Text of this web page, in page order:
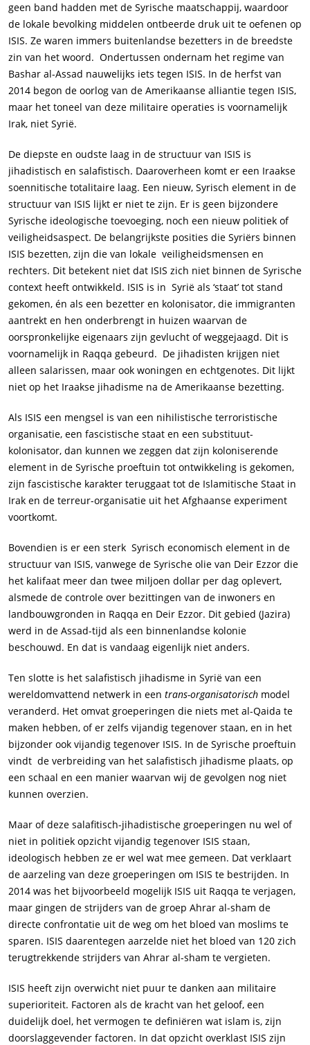
geen band hadden met de Syrische maatschappij, waardoor
de lokale bevolking middelen ontbeerde druk uit te oefenen op
ISIS. Ze waren immers buitenlandse bezetters in de breedste
zin van het woord. Ondertussen ondernam het regime van
Bashar al-Assad nauwelijks iets tegen ISIS. In de herfst van
2014 begon de oorlog van de Amerikaanse alliantie tegen ISIS,
maar het toneel van deze militaire operaties is voornamelijk
Irak, niet Syrië.
De diepste en oudste laag in de structuur van ISIS is
jihadistisch en salafistisch. Daaroverheen komt er een Iraakse
soennitische totalitaire laag. Een nieuw, Syrisch element in de
structuur van ISIS lijkt er niet te zijn. Er is geen bijzondere
Syrische ideologische toevoeging, noch een nieuw politiek of
veiligheidsaspect. De belangrijkste posities die Syriërs binnen
ISIS bezetten, zijn die van lokale veiligheidsmensen en
rechters. Dit betekent niet dat ISIS zich niet binnen de Syrische
context heeft ontwikkeld. ISIS is in Syrië als ‘staat’ tot stand
gekomen, én als een bezetter en kolonisator, die immigranten
aantrekt en hen onderbrengt in huizen waarvan de
oorspronkelijke eigenaars zijn gevlucht of weggejaagd. Dit is
voornamelijk in Raqqa gebeurd. De jihadisten krijgen niet
alleen salarissen, maar ook woningen en echtgenotes. Dit lijkt
niet op het Iraakse jihadisme na de Amerikaanse bezetting.
Als ISIS een mengsel is van een nihilistische terroristische
organisatie, een fascistische staat en een substituut-
kolonisator, dan kunnen we zeggen dat zijn koloniserende
element in de Syrische proeftuin tot ontwikkeling is gekomen,
zijn fascistische karakter teruggaat tot de Islamitische Staat in
Irak en de terreur-organisatie uit het Afghaanse experiment
voortkomt.
Bovendien is er een sterk Syrisch economisch element in de
structuur van ISIS, vanwege de Syrische olie van Deir Ezzor die
het kalifaat meer dan twee miljoen dollar per dag oplevert,
alsmede de controle over bezittingen van de inwoners en
landbouwgronden in Raqqa en Deir Ezzor. Dit gebied (Jazira)
werd in de Assad-tijd als een binnenlandse kolonie
beschouwd. En dat is vandaag eigenlijk niet anders.
Ten slotte is het salafistisch jihadisme in Syrië van een
wereldomvattend netwerk in een trans-organisatorisch model
veranderd. Het omvat groeperingen die niets met al-Qaida te
maken hebben, of er zelfs vijandig tegenover staan, en in het
bijzonder ook vijandig tegenover ISIS. In de Syrische proeftuin
vindt de verbreiding van het salafistisch jihadisme plaats, op
een schaal en een manier waarvan wij de gevolgen nog niet
kunnen overzien.
Maar of deze salafitisch-jihadistische groeperingen nu wel of
niet in politiek opzicht vijandig tegenover ISIS staan,
ideologisch hebben ze er wel wat mee gemeen. Dat verklaart
de aarzeling van deze groeperingen om ISIS te bestrijden. In
2014 was het bijvoorbeeld mogelijk ISIS uit Raqqa te verjagen,
maar gingen de strijders van de groep Ahrar al-sham de
directe confrontatie uit de weg om het bloed van moslims te
sparen. ISIS daarentegen aarzelde niet het bloed van 120 zich
terugtrekkende strijders van Ahrar al-sham te vergieten.
ISIS heeft zijn overwicht niet puur te danken aan militaire
superioriteit. Factoren als de kracht van het geloof, een
duidelijk doel, het vermogen te definiëren wat islam is, zijn
doorslaggevender factoren. In dat opzicht overklast ISIS zijn